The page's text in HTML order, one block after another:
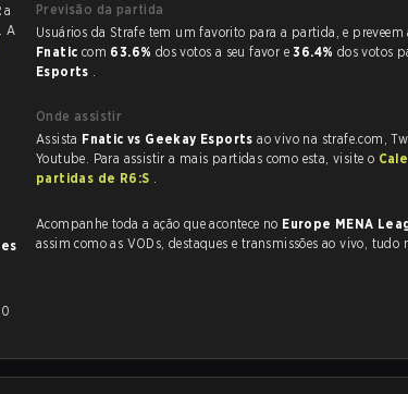
a
. A
Previsão da partida
Usuários da Strafe tem um
Fnatic com 63.6% dos votos a seu favor e36.4% dos votos
Esports .
Onde assistir
Assista Fnatic vs Geekay Esportsao vivo na strafe.com,
Youtube. Para assistir a mais partidas como esta, visite o
partidas de R6:S .
Acompanhe toda a ação que acontece no Europe MENA
assim como as VODs, destaques e transmissões ao vivo, tudo